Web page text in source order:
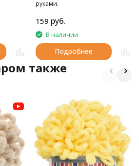
руками.
159 руб.
В наличии
Подробнее
также